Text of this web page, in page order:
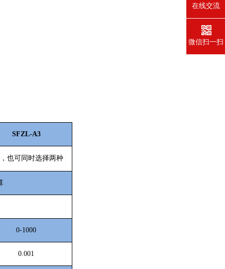
SFZL-A3
也可同时选择两种
0-1000
0.001
在线交流
微信扫一扫